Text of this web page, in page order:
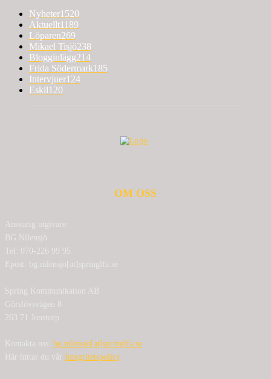
Nyheter1520
Aktuellt1189
Löparen269
Mikael Tisjö238
Blogginlägg214
Frida Södermark185
Intervjuer124
Eskil120
OM OSS
Ansvarig utgivare:
BG Nilensjö
Tel: 070-226 99 95
Epost: bg.nilensjo[at]springlfa.se
Spring Kommunikation AB
Görslövsvägen 8
263 71 Jonstorp
Kontakta oss: bg.nilensjo[at]springlfa.se
Här hittar du vår Integritetspolicy